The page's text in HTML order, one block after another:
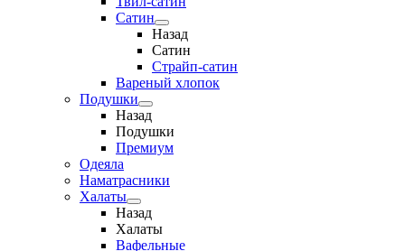
Сатин
Назад
Сатин
Страйп-сатин
Вареный хлопок
Подушки
Назад
Подушки
Премиум
Одеяла
Наматрасники
Халаты
Назад
Халаты
Вафельные